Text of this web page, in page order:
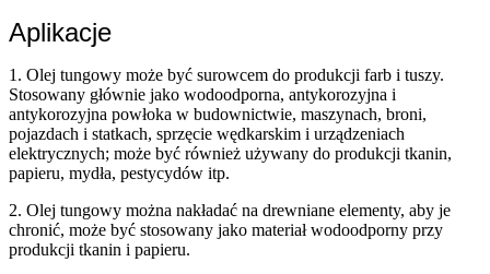
Aplikacje
1. Olej tungowy może być surowcem do produkcji farb i tuszy.
Stosowany głównie jako wodoodporna, antykorozyjna i
antykorozyjna powłoka w budownictwie, maszynach, broni,
pojazdach i statkach, sprzęcie wędkarskim i urządzeniach
elektrycznych; może być również używany do produkcji tkanin,
papieru, mydła, pestycydów itp.
2. Olej tungowy można nakładać na drewniane elementy, aby je
chronić, może być stosowany jako materiał wodoodporny przy
produkcji tkanin i papieru.